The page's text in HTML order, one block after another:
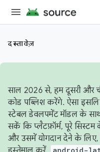
दस्तावेज़
साल 2026 से, हम दूसरी और
कोड पब्लिश करेंगे. ऐसा
स्टेबल डेवलपमेंट मॉडल के
सकें कि प्लैटफ़ॉर्म, पूरे सिस्टम
और उसमें योगदान देने के लिए,